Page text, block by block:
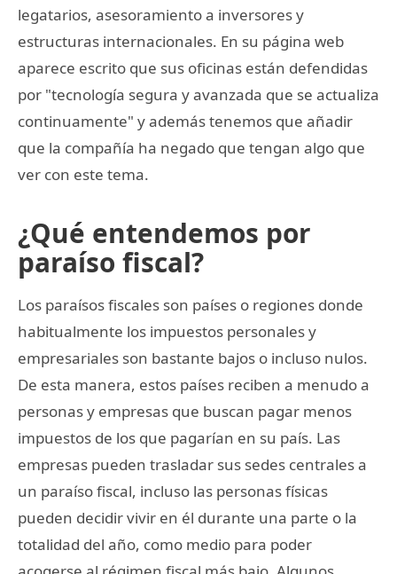
legatarios, asesoramiento a inversores y
estructuras internacionales. En su página web
aparece escrito que sus oficinas están defendidas
por "tecnología segura y avanzada que se actualiza
continuamente" y además tenemos que añadir
que la compañía ha negado que tengan algo que
ver con este tema.
¿Qué entendemos por
paraíso fiscal?
Los paraísos fiscales son países o regiones donde
habitualmente los impuestos personales y
empresariales son bastante bajos o incluso nulos.
De esta manera, estos países reciben a menudo a
personas y empresas que buscan pagar menos
impuestos de los que pagarían en su país. Las
empresas pueden trasladar sus sedes centrales a
un paraíso fiscal, incluso las personas físicas
pueden decidir vivir en él durante una parte o la
totalidad del año, como medio para poder